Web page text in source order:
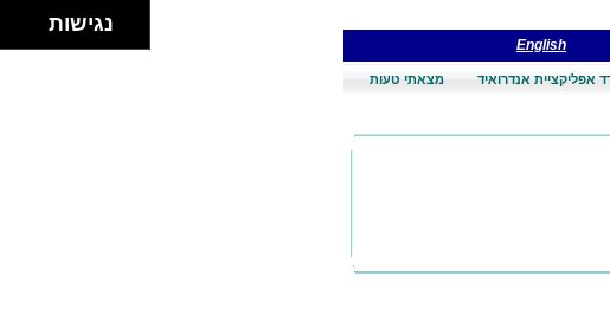
English
אפליקציית אנדרואיד מצאתי טעות
נגישות